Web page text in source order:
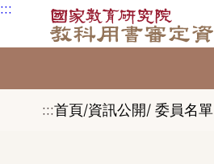
跳到主要內容區塊
:::
:::首頁/資訊公開/ 委員名單